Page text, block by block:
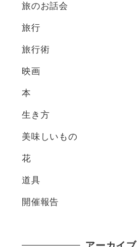
旅のお話会
旅行
旅行術
映画
本
生き方
美味しいもの
花
道具
開催報告